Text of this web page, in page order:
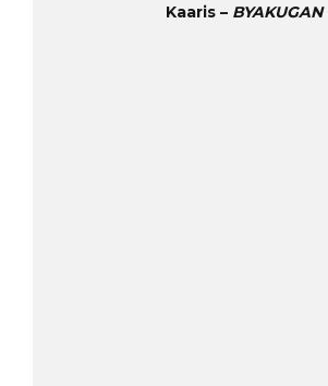
Kaaris – BYAKUGAN